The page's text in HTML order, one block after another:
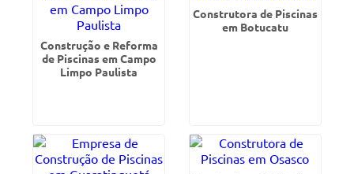
Construção e Reforma
de Piscinas em Campo
Limpo Paulista
Construtora de Piscinas
em Botucatu